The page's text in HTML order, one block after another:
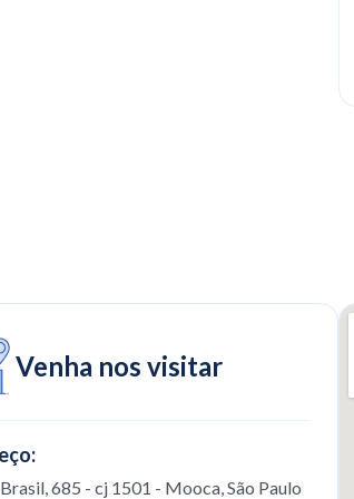
Venha nos visitar
685 - cj 1501 - Mooca, São Paulo